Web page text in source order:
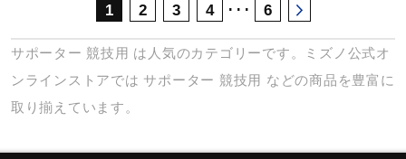
1 2 3 4 ･･･ 6
サポーター 競技用 は人気のカテゴリーです。ミズノ公式オ
ンラインストアでは サポーター 競技用 などの商品を豊富に
取り揃えています。